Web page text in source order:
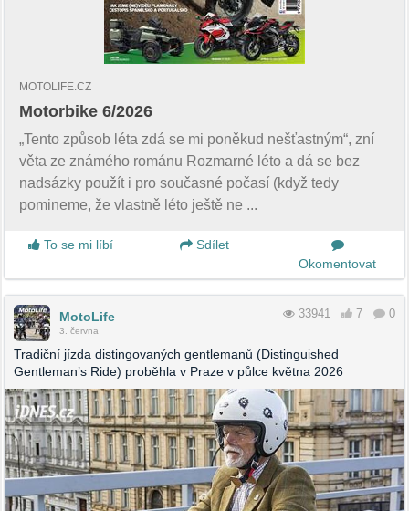
MOTOLIFE.CZ
Motorbike 6/2026
„Tento způsob léta zdá se mi poněkud nešťastným“, zní
věta ze známého románu Rozmarné léto a dá se bez
nadsázky použít i pro současné počasí (když tedy
pomineme, že vlastně léto ještě ne ...
To se mi líbí
Sdílet
Okomentovat
MotoLife
3. června
33941 7 0
Tradiční jízda distingovaných gentlemanů (Distinguished
Gentleman’s Ride) proběhla v Praze v půlce května 2026